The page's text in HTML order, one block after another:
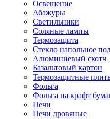
Освещение
Абажуры
Светильники
Соляные лампы
Термозащита
Стекло напольное
Алюминиевый скотч
Базальтовый картон
Термозащитные
Фольга
Фольга на крафт
Печи
Печи дровяные